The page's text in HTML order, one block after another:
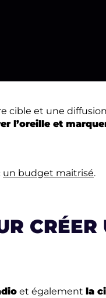
et une diffusion
l’oreille et
un budget maitrisé.
et également la